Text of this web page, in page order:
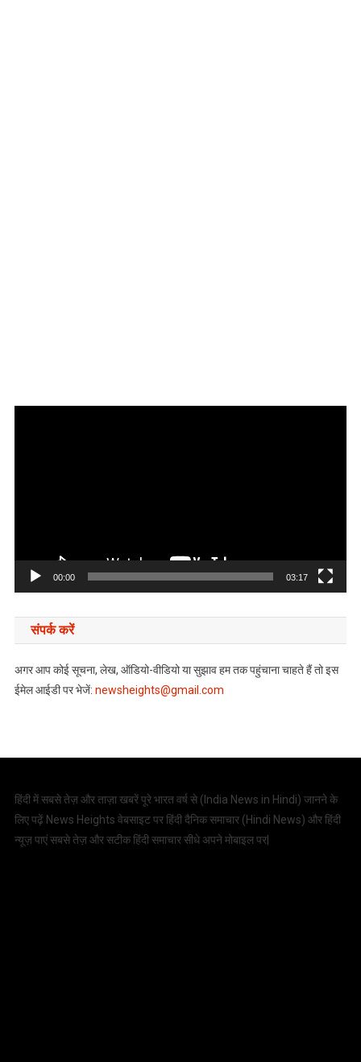
00:00 03:17
संपर्क करें
अगर आप कोई सूचना, लेख, ऑडियो-वीडियो या सुझाव हम तक पहुंचाना चाहते हैं तो इस
ईमेल आईडी पर भेजें: newsheights@gmail.com
हिंदी में सबसे तेज़ और ताज़ा खबरें पूरे भारत वर्ष से ( India News in Hindi) जानने के
लिए पढ़ें News Heights वेबसाइट पर हिंदी दैनिक समाचार (Hindi News) और हिंदी
न्यूज़ पाएं सबसे तेज़ और सटीक हिंदी समाचार सीधे अपने मोबाइल पर|